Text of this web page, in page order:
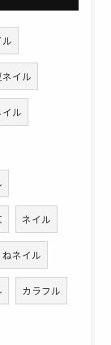
ネイル
ル
ネイル
ねネイル
カラフル